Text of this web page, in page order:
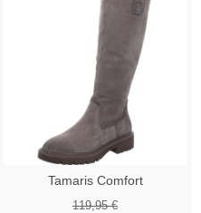
Tamaris Comfort
119,95 €